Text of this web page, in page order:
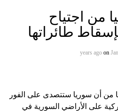
من اجتياح
طائراتها
on
من أن سوريا ستتصدى على الفور
على الأراضي السورية في